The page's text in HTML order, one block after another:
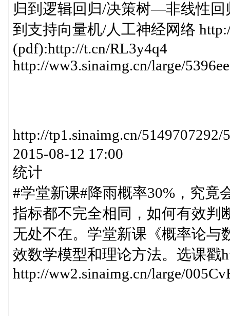
归到逻辑回归/决策树—非线性回
到支持向量机/人工神经网络
(pdf):http://t.cn/RL3y4q4
http://ww3.sinaimg.cn/large/
http://tp1.sinaimg.cn/
2015-08-12 17:00
统计
#学堂新课#降雨概率30%，究竟
指标都不完全相同，如何有效判
无处不在。学堂新课《概率论与
效数学模型和理论方法。选课戳
http://ww2.sinaimg.cn/large/